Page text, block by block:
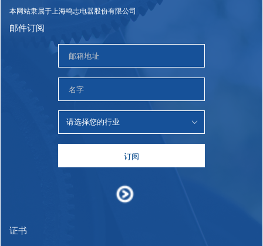
本网站隶属于上海鸣志电器股份有限公司
邮件订阅
订阅
证书